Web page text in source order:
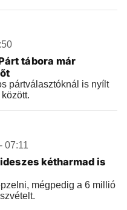
tábora már
pártválasztóknál is nyílt
07:11
kétharmad is
mégpedig a 6 millió